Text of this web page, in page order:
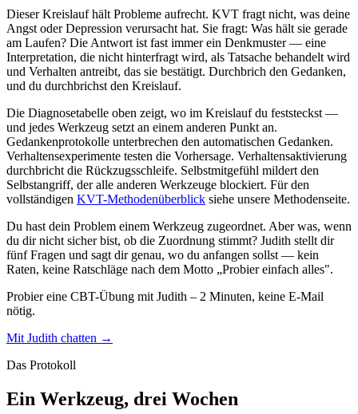
Dieser Kreislauf hält Probleme aufrecht. KVT fragt nicht, was deine
Angst oder Depression verursacht hat. Sie fragt: Was hält sie gerade
am Laufen? Die Antwort ist fast immer ein Denkmuster — eine
Interpretation, die nicht hinterfragt wird, als Tatsache behandelt wird
und Verhalten antreibt, das sie bestätigt. Durchbrich den Gedanken,
und du durchbrichst den Kreislauf.
Die Diagnosetabelle oben zeigt, wo im Kreislauf du feststeckst —
und jedes Werkzeug setzt an einem anderen Punkt an.
Gedankenprotokolle unterbrechen den automatischen Gedanken.
Verhaltensexperimente testen die Vorhersage. Verhaltensaktivierung
durchbricht die Rückzugsschleife. Selbstmitgefühl mildert den
Selbstangriff, der alle anderen Werkzeuge blockiert. Für den
vollständigen KVT-Methodenüberblick siehe unsere Methodenseite.
Du hast dein Problem einem Werkzeug zugeordnet. Aber was, wenn
du dir nicht sicher bist, ob die Zuordnung stimmt? Judith stellt dir
fünf Fragen und sagt dir genau, wo du anfangen sollst — kein
Raten, keine Ratschläge nach dem Motto „Probier einfach alles".
Probier eine CBT-Übung mit Judith – 2 Minuten, keine E-Mail
nötig.
Mit Judith chatten →
Das Protokoll
Ein Werkzeug, drei Wochen